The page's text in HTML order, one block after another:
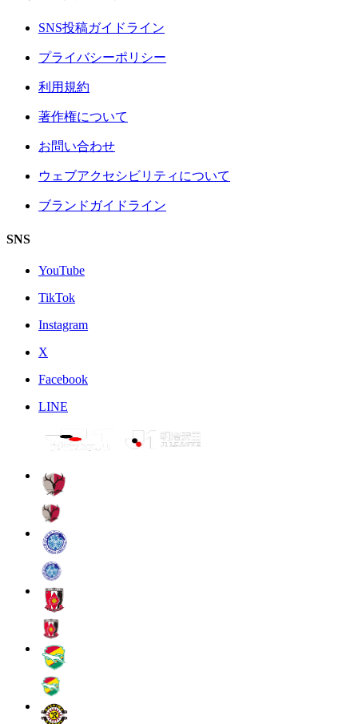
SNS投稿ガイドライン
プライバシーポリシー
利用規約
著作権について
お問い合わせ
ウェブアクセシビリティについて
ブランドガイドライン
SNS
YouTube
TikTok
Instagram
X
Facebook
LINE